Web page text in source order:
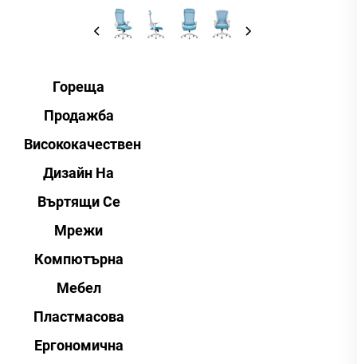
Гореща
Продажба
Висококачествен
Дизайн На
Въртящи Се
Мрежи
Компютърна
Мебел
Пластмасова
Ергономична